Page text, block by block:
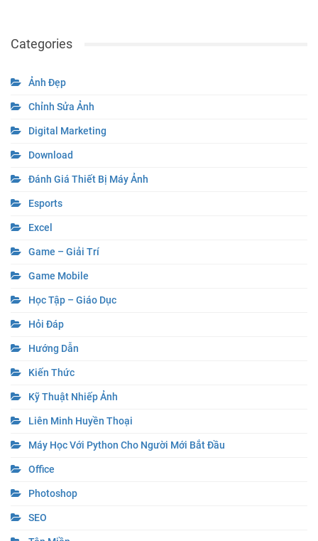
Categories
Ảnh Đẹp
Chỉnh Sửa Ảnh
Digital Marketing
Download
Đánh Giá Thiết Bị Máy Ảnh
Esports
Excel
Game – Giải Trí
Game Mobile
Học Tập – Giáo Dục
Hỏi Đáp
Hướng Dẫn
Kiến Thức
Kỹ Thuật Nhiếp Ảnh
Liên Minh Huyền Thoại
Máy Học Với Python Cho Người Mới Bắt Đầu
Office
Photoshop
SEO